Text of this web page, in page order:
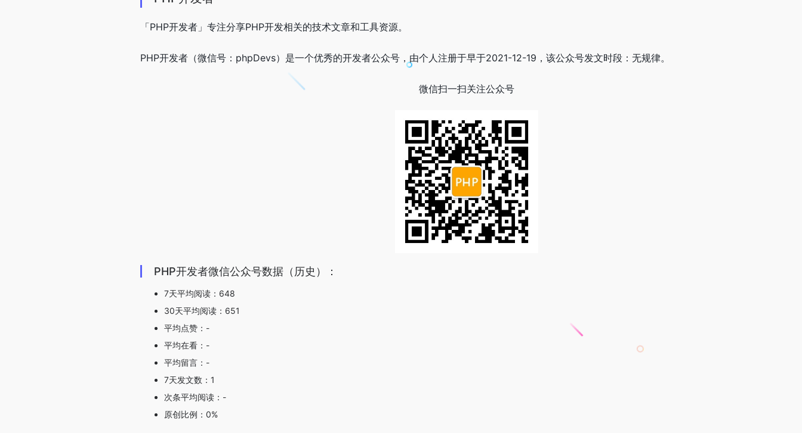
「PHP开发者」专注分享PHP开发相关的技术文章和工具资源。
PHP开发者（微信号：phpDevs）是一个优秀的开发者公众号，由个人注册于早于2021-12-19，该公众号发文时段：无规律。
微信扫一扫关注公众号
PHP开发者微信公众号数据（历史）：
7天平均阅读：648
30天平均阅读：651
平均点赞：-
平均在看：-
平均留言：-
7天发文数：1
次条平均阅读：-
原创比例：0%